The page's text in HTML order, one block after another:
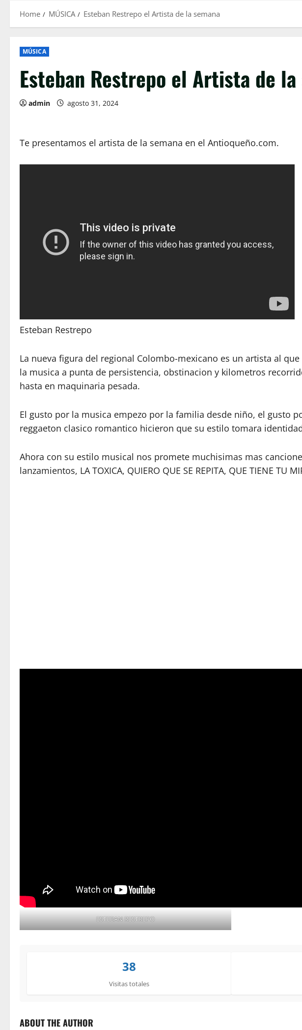
Home MÚSICA Esteban Restrepo el Artista de la semana
MÚSICA
Esteban Restrepo el Artista de la
admin agosto 31, 2024
Te presentamos el artista de la semana en el Antioqueño.com.
Esteban Restrepo
La nueva figura del regional Colombo-mexicano es un artista al
la musica a punta de persistencia, obstinacion y kilometros
hasta en maquinaria pesada.
El gusto por la musica empezo por la familia desde niño, el gusto
reggaeton clasico romantico hicieron que su estilo tomara
Ahora con su estilo musical nos promete muchisimas mas
lanzamientos, LA TOXICA, QUIERO QUE SE REPITA, QUE TIENE TU
ESTEBAN RESTREPO
38
Visitas totales
ABOUT THE AUTHOR